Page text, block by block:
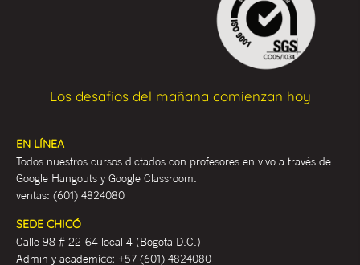
Los desafios del mañana comienzan hoy
EN LÍNEA
Todos nuestros cursos dictados con profesores en vivo a través de
Google Hangouts y Google Classroom.
ventas: (601) 4824080
SEDE CHICÓ
Calle 98 # 22-64 local 4 (Bogotá D.C.)
Admin y académico: +57 (601) 4824080